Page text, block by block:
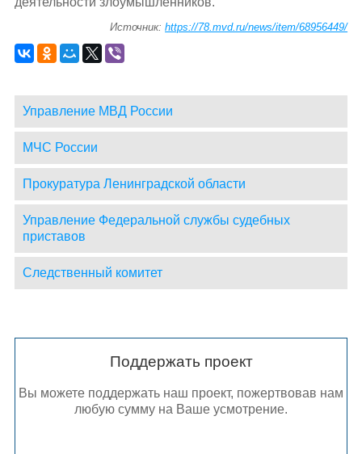
Источник:https://78.mvd.ru/news/item/68956449/
Управление МВД России
МЧС России
Прокуратура Ленинградской области
Управление Федеральной службы судебных
приставов
Следственный комитет
Поддержать проект
Вы можете поддержать наш проект, пожертвовав нам
любую сумму на Ваше усмотрение.